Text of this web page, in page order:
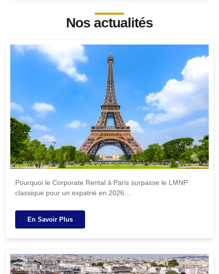
Nos actualités
Pourquoi le Corporate Rental à Paris surpasse le LMNP
classique pour un expatrié en 2026…
En Savoir Plus